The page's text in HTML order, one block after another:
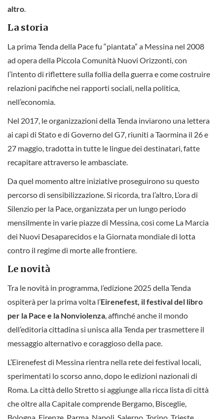
altro
La storia
La prima Tenda della Pace fu “piantata” a Messina nel 2008
ad opera della Piccola Comunità Nuovi Orizzonti, con
l’intento di riflettere sulla follia della guerra e come costruire
relazioni pacifiche nei rapporti sociali, nella politica,
nell’economia.
Nel 2017, le organizzazioni della Tenda inviarono una lettera
ai capi di Stato e di Governo del G7, riuniti a Taormina il 26 e
27 maggio, tradotta in tutte le lingue dei destinatari, fatte
recapitare attraverso le ambasciate.
Da quel momento altre iniziative proseguirono su questo
percorso di sensibilizzazione. Si ricorda, tra l’altro, L’ora di
Silenzio per la Pace, organizzata per un lungo periodo
mensilmente in varie piazze di Messina, così come La Marcia
dei Nuovi Desaparecidos e la Giornata mondiale di lotta
contro il regime di morte alle frontiere.
Le novità
Tra le novità in programma, l’edizione 2025 della Tenda
ospiterà per la prima volta l’Eirenefest, il festival del libro
per la Pace e la Nonviolenza , affinché anche il mondo
dell’editoria cittadina si unisca alla Tenda per trasmettere il
messaggio alternativo e coraggioso della pace.
L’Eirenefest di Messina rientra nella rete dei festival locali,
sperimentati lo scorso anno, dopo le edizioni nazionali di
Roma. La città dello Stretto si aggiunge alla ricca lista di città
che oltre alla Capitale comprende Bergamo, Bisceglie,
Bologna, Firenze, Parma, Napoli, Salerno, Torino, Trieste,